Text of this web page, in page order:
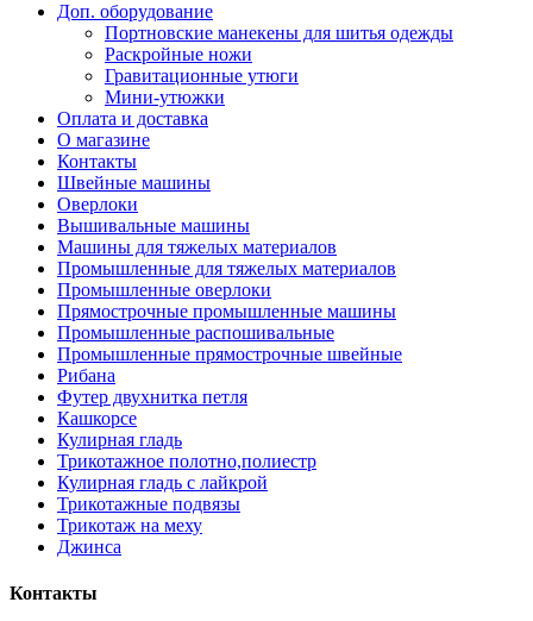
Доп. оборудование
Портновские манекены для шитья одежды
Раскройные ножи
Гравитационные утюги
Мини-утюжки
Оплата и доставка
О магазине
Контакты
Швейные машины
Оверлоки
Вышивальные машины
Машины для тяжелых материалов
Промышленные для тяжелых материалов
Промышленные оверлоки
Прямострочные промышленные машины
Промышленные распошивальные
Промышленные прямострочные швейные
Рибана
Футер двухнитка петля
Кашкорсе
Кулирная гладь
Трикотажное полотно,полиестр
Кулирная гладь с лайкрой
Трикотажные подвязы
Трикотаж на меху
Джинса
Контакты